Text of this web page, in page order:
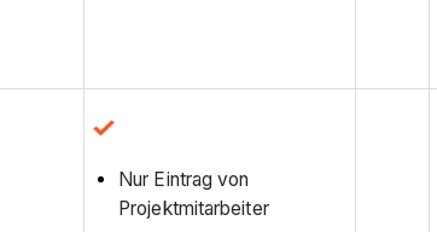
Nur Eintrag von
Projektmitarbeiter